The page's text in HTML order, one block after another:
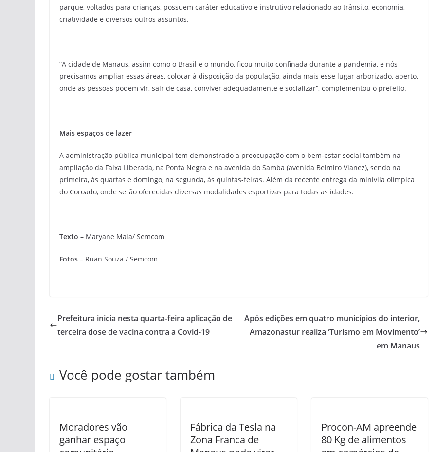
parque, voltados para crianças, possuem caráter educativo e instrutivo relacionado ao trânsito, economia,
criatividade e diversos outros assuntos.
“A cidade de Manaus, assim como o Brasil e o mundo, ficou muito confinada durante a pandemia, e nós
precisamos ampliar essas áreas, colocar à disposição da população, ainda mais esse lugar arborizado, aberto,
onde as pessoas podem vir, sair de casa, conviver adequadamente e socializar”, complementou o prefeito.
Mais espaços de lazer
A administração pública municipal tem demonstrado a preocupação com o bem-estar social também na
ampliação da Faixa Liberada, na Ponta Negra e na avenida do Samba (avenida Belmiro Vianez), sendo na
primeira, às quartas e domingo, na segunda, às quintas-feiras. Além da recente entrega da minivila olímpica
do Coroado, onde serão oferecidas diversas modalidades esportivas para todas as idades.
Texto – Maryane Maia/ Semcom
Fotos – Ruan Souza / Semcom
Prefeitura inicia nesta quarta-feira aplicação de
terceira dose de vacina contra a Covid-19
Após edições em quatro municípios do interior,
Amazonastur realiza ‘Turismo em Movimento’
em Manaus
Você pode gostar também
Moradores vão
ganhar espaço
Fábrica da Tesla na
Zona Franca de
Procon-AM apreende
80 Kg de alimentos